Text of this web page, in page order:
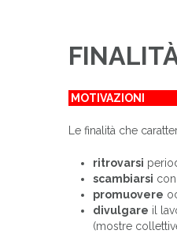
MOTIVAZIONI
Le finalità che
ritrovarsi
scambiarsi
promuovere
divulgare il
(mostre